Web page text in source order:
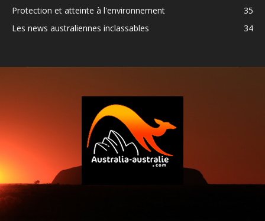
Protection et atteinte à l'environnement
35
Les news australiennes inclassables
34